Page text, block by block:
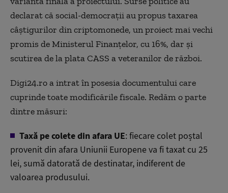
declarat că social-democrații au propus taxarea
câștigurilor din criptomonede, un proiect mai vechi
promis de Ministerul Finanțelor, cu 16%, dar și
scutirea de la plata CASS a veteranilor de război.
Digi24.ro a intrat în posesia documentului care
cuprinde toate modificările fiscale. Redăm o parte
dintre măsuri:
Taxă pe colete din afara UE: fiecare colet poștal
provenit din afara Uniunii Europene va fi taxat cu 25
lei, sumă datorată de destinatar, indiferent de
valoarea produsului.